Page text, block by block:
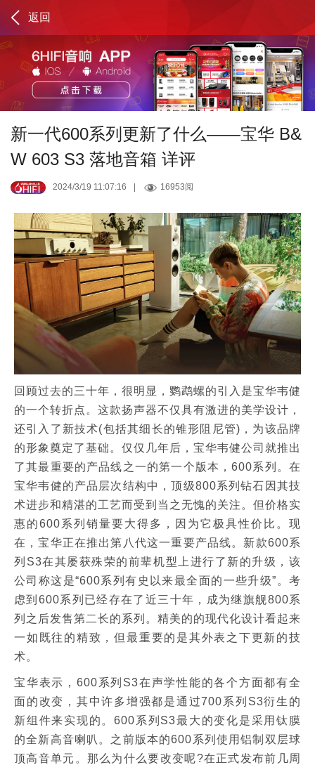
返回
新一代600系列更新了什么——宝华 B&
W 603 S3 落地音箱 详评
2024/3/19 11:07:16 16953阅
回顾过去的三十年，很明显，鹦鹉螺的引入是宝华韦健
的一个转折点。这款扬声器不仅具有激进的美学设计，
还引入了新技术(包括其细长的锥形阻尼管)，为该品牌
的形象奠定了基础。仅仅几年后，宝华韦健公司就推出
了其最重要的产品线之一的第一个版本，600系列。在
宝华韦健的产品层次结构中，顶级800系列钻石因其技
术进步和精湛的工艺而受到当之无愧的关注。但价格实
惠的600系列销量要大得多，因为它极具性价比。现
在，宝华正在推出第八代这一重要产品线。新款600系
列S3在其屡获殊荣的前辈机型上进行了新的升级，该
公司称这是“600系列有史以来最全面的一些升级”。考
虑到600系列已经存在了近三十年，成为继旗舰800系
列之后发售第二长的系列。精美的的现代化设计看起来
一如既往的精致，但最重要的是其外表之下更新的技
术。
宝华表示，600系列S3在声学性能的各个方面都有全
面的改变，其中许多增强都是通过700系列S3衍生的
新组件来实现的。600系列S3最大的变化是采用钛膜
的全新高音喇叭。之前版本的600系列使用铝制双层球
顶高音单元。那么为什么要改变呢?在正式发布前几周